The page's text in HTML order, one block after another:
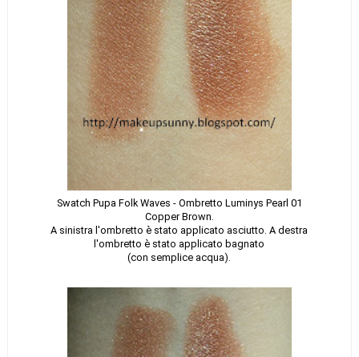
Swatch Pupa Folk Waves - Ombretto Luminys Pearl 01
Copper Brown.
A sinistra l'ombretto è stato applicato asciutto. A destra
l'ombretto è stato applicato bagnato
(con semplice acqua).